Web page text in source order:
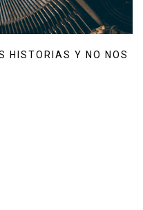
HISTORIAS Y NO NOS